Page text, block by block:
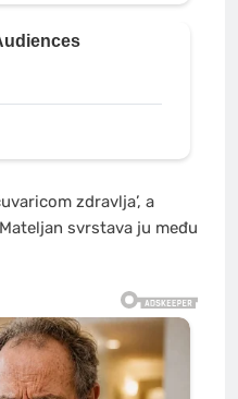
zdravlja’, a
svrstava ju među